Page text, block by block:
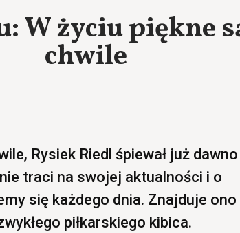
W życiu piękne
chwile
Rysiek Riedl śpiewał już dawno
traci na swojej aktualności i o
się każdego dnia. Znajduje ono
piłkarskiego kibica.